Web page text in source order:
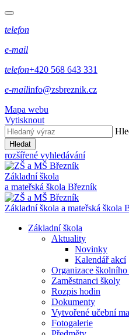
telefon
e-mail
telefon+420 568 643 331
e-mailinfo@zsbreznik.cz
Mapa webu
Vytisknout
Hledat
rozšířené vyhledávání
Základní škola
a mateřská škola Březník
Základní škola a mateřská škola
Základní škola
Aktuality
Novinky
Kalendář akcí
Organizace
Zaměstnanci školy
Rozpis hodin
Dokumenty
Vytvořené učební
Fotogalerie